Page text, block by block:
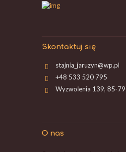
Skontaktuj się
stajnia_jaruzyn@wp.pl
+48 533 520 795
Wyzwolenia 139, 85-
O nas